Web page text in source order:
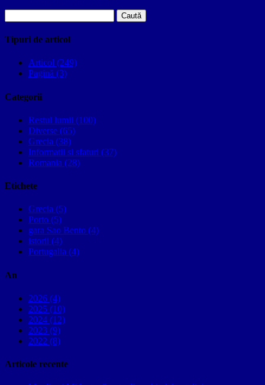
după:
Tipuri de articol
Articol (249)
Pagină (3)
Categorii
Restul lumii (100)
Diverse (65)
Grecia (38)
Informatii si sfaturi (37)
Romania (28)
Etichete
Grecia (5)
Porto (5)
gara Sao Bento (4)
istorii (4)
Portugalia (4)
An
2026 (4)
2025 (10)
2024 (12)
2023 (9)
2022 (8)
Articole recente